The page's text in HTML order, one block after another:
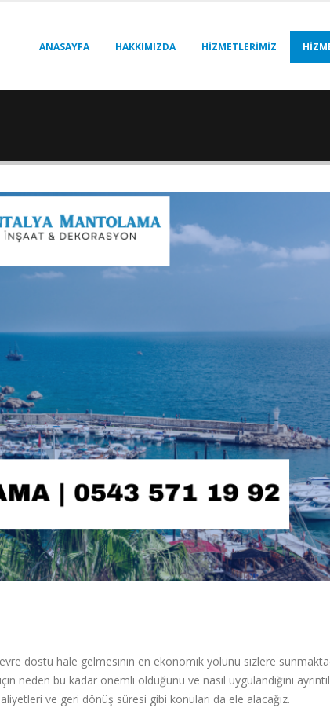
ANASAYFA HAKKIMIZDA HIZMETLERIMIZ
dostu hale gelmesinin en ekonomik yolunu sizlere
neden bu kadar önemli olduğunu ve nasıl uygulandığını
ve geri dönüş süresi gibi konuları da ele alacağız.